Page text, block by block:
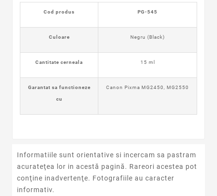
Cod produs PG-545
Culoare Negru (Black)
Cantitate cerneala 15 ml
Garantat sa functioneze
cu
Canon Pixma MG2450, MG2550
Informatiile sunt orientative si incercam sa pastram
acurateţea lor in acestă pagină. Rareori acestea pot
conţine inadvertenţe. Fotografiile au caracter
informativ.